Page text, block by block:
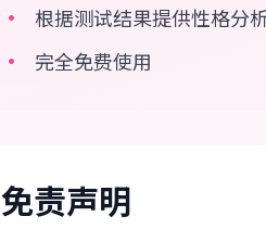
• 根据测试结果提供性格分
• 完全免费使用
免责声明